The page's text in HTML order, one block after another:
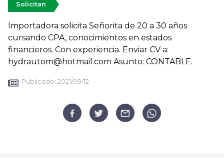
Solicitan
Importadora solicita Señorita de 20 a 30 años
cursando CPA, conocimientos en estados
financieros. Con experiencia. Enviar CV a:
hydrautom@hotmail.com Asunto: CONTABLE.
Publicado: 2021/09/12